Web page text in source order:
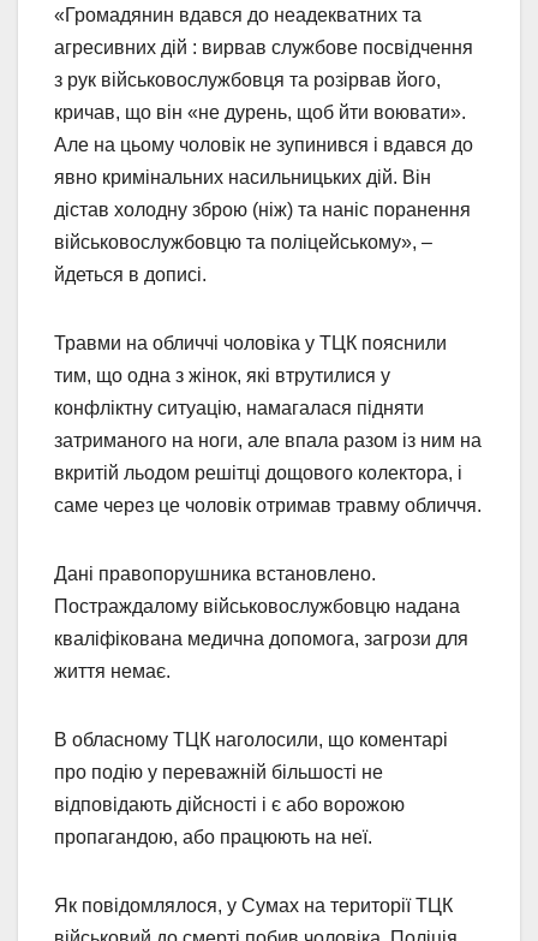
«Громадянин вдався до неадекватних та
агресивних дій : вирвав службове посвідчення
з рук військовослужбовця та розірвав його,
кричав, що він «не дурень, щоб йти воювати».
Але на цьому чоловік не зупинився і вдався до
явно кримінальних насильницьких дій. Він
дістав холодну зброю (ніж) та наніс поранення
військовослужбовцю та поліцейському», –
йдеться в дописі.
Травми на обличчі чоловіка у ТЦК пояснили
тим, що одна з жінок, які втрутилися у
конфліктну ситуацію, намагалася підняти
затриманого на ноги, але впала разом із ним на
вкритій льодом решітці дощового колектора, і
саме через це чоловік отримав травму обличчя.
Дані правопорушника встановлено.
Постраждалому військовослужбовцю надана
кваліфікована медична допомога, загрози для
життя немає.
В обласному ТЦК наголосили, що коментарі
про подію у переважній більшості не
відповідають дійсності і є або ворожою
пропагандою, або працюють на неї.
Як повідомлялося, у Сумах на території ТЦК